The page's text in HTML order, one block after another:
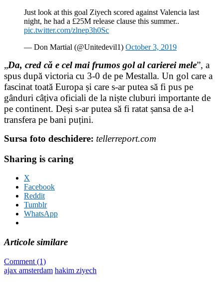
Just look at this goal Ziyech scored against Valencia last
night, he had a £25M release clause this summer..
pic.twitter.com/zlnep3h0Sc
— Don Martial (@Unitedevil1) October 3, 2019
„Da, cred că e cel mai frumos gol al carierei mele”, a
spus după victoria cu 3-0 de pe Mestalla. Un gol care a
fascinat toată Europa și care s-ar putea să fi pus pe
gânduri câțiva oficiali de la niște cluburi importante de
pe continent. Deși s-ar putea să fi ratat șansa de a-l
transfera pe bani puțini.
Sursa foto deschidere: tellerreport.com
Sharing is caring
X
Facebook
Reddit
Tumblr
WhatsApp
Articole similare
Comment (1)
ajax amsterdam hakim ziyech